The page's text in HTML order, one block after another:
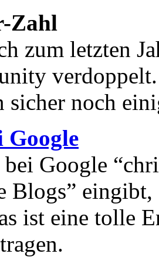
Zahl
zum letzten
sicher noch
Google
bei Google
Blogs”
ist eine tolle